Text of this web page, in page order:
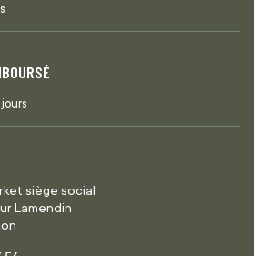
siège social
Lamendin